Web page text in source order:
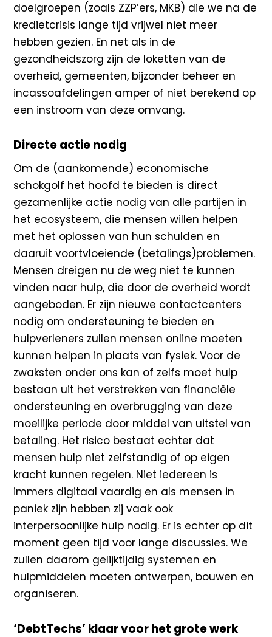
doelgroepen (zoals ZZP’ers, MKB) die we na de
kredietcrisis lange tijd vrijwel niet meer
hebben gezien. En net als in de
gezondheidszorg zijn de loketten van de
overheid, gemeenten, bijzonder beheer en
incassoafdelingen amper of niet berekend op
een instroom van deze omvang.
Directe actie nodig
Om de (aankomende) economische
schokgolf het hoofd te bieden is direct
gezamenlijke actie nodig van alle partijen in
het ecosysteem, die mensen willen helpen
met het oplossen van hun schulden en
daaruit voortvloeiende (betalings)problemen.
Mensen dreigen nu de weg niet te kunnen
vinden naar hulp, die door de overheid wordt
aangeboden. Er zijn nieuwe contactcenters
nodig om ondersteuning te bieden en
hulpverleners zullen mensen online moeten
kunnen helpen in plaats van fysiek. Voor de
zwaksten onder ons kan of zelfs moet hulp
bestaan uit het verstrekken van financiële
ondersteuning en overbrugging van deze
moeilijke periode door middel van uitstel van
betaling. Het risico bestaat echter dat
mensen hulp niet zelfstandig of op eigen
kracht kunnen regelen. Niet iedereen is
immers digitaal vaardig en als mensen in
paniek zijn hebben zij vaak ook
interpersoonlijke hulp nodig. Er is echter op dit
moment geen tijd voor lange discussies. We
zullen daarom gelijktijdig systemen en
hulpmiddelen moeten ontwerpen, bouwen en
organiseren.
‘DebtTechs’ klaar voor het grote werk